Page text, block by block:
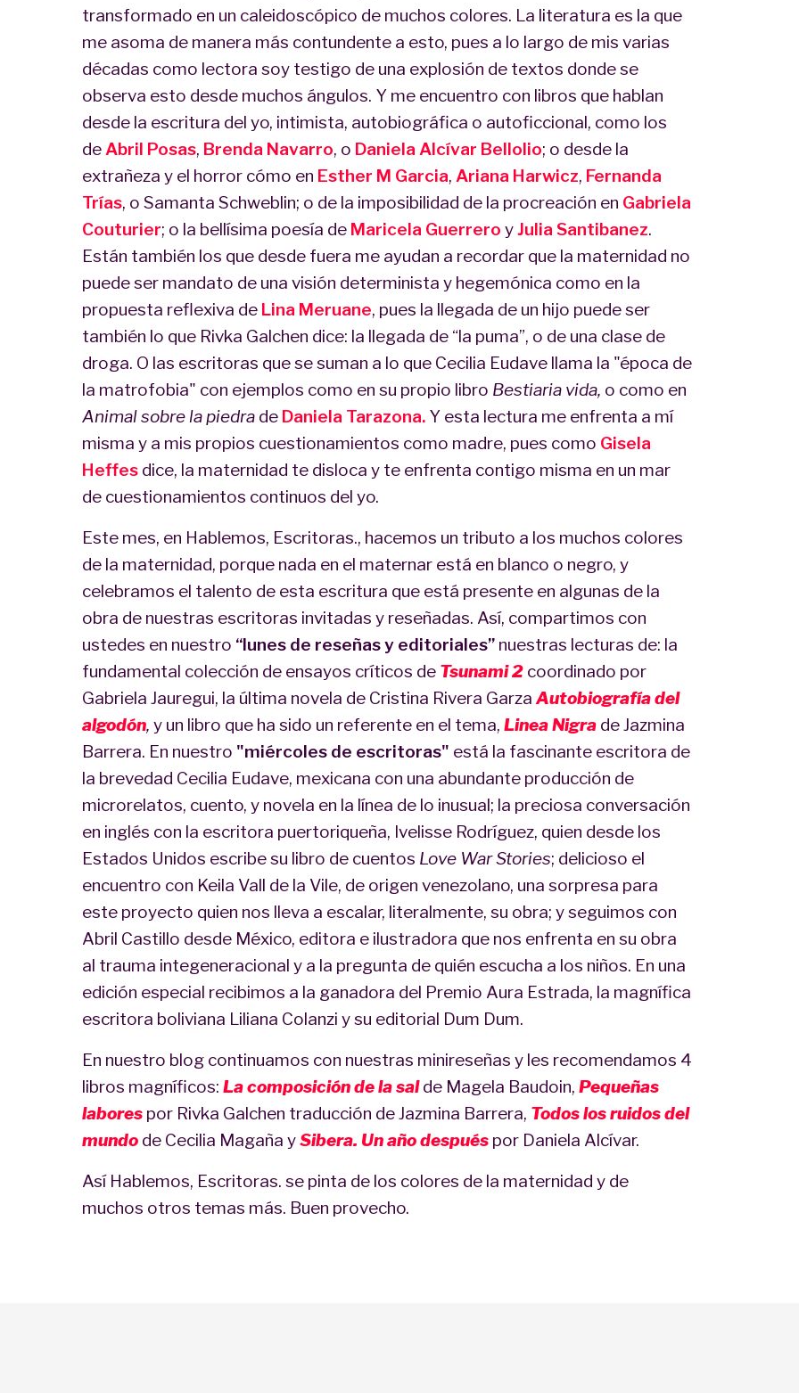
transformado en un caleidoscópico de muchos colores. La literatura es la que
me asoma de manera más contundente a esto, pues a lo largo de mis varias
décadas como lectora soy testigo de una explosión de textos donde se
observa esto desde muchos ángulos. Y me encuentro con libros que hablan
desde la escritura del yo, intimista, autobiográfica o autoficcional, como los
deAbril Posas, Brenda Navarro, o Daniela Alcívar Bellolio; o desde la
extrañeza y el horror cómo en Esther M Garcia, Ariana Harwicz, Fernanda
Trías, o Samanta Schweblin; o de la imposibilidad de la procreación en Gabriela
Couturier; o la bellísima poesía de Maricela Guerrero yJulia Santibanez.
Están también los que desde fuera me ayudan a recordar que la maternidad no
puede ser mandato de una visión determinista y hegemónica como en la
propuesta reflexiva de Lina Meruane, pues la llegada de un hijo puede ser
también lo que Rivka Galchen dice: la llegada de “la puma”, o de una clase de
droga. O las escritoras que se suman a lo que Cecilia Eudave llama la "época de
la matrofobia" con ejemplos como en su propio libro Bestiaria vida, o como en
Animal sobre la piedrade Daniela Tarazona.Y esta lectura me enfrenta a mí
misma y a mis propios cuestionamientos como madre, pues como Gisela
Heffesdice, la maternidad te disloca y te enfrenta contigo misma en un mar
de cuestionamientos continuos del yo.
Este mes, en Hablemos, Escritoras., hacemos un tributo a los muchos colores
de la maternidad, porque nada en el maternar está en blanco o negro, y
celebramos el talento de esta escritura que está presente en algunas de la
obra de nuestras escritoras invitadas y reseñadas. Así, compartimos con
ustedes en nuestro “lunes de reseñas y editoriales”nuestras lecturas de: la
fundamental colección de ensayos críticos de Tsunami 2 coordinado por
Gabriela Jauregui, la última novela de Cristina Rivera Garza Autobiografía del
algodón, y un libro que ha sido un referente en el tema, Linea Nigrade Jazmina
Barrera. En nuestro "miércoles de escritoras" está la fascinante escritora de
la brevedad Cecilia Eudave, mexicana con una abundante producción de
microrelatos, cuento, y novela en la línea de lo inusual; la preciosa conversación
en inglés con la escritora puertoriqueña, Ivelisse Rodríguez, quien desde los
Estados Unidos escribe su libro de cuentos Love War Stories; delicioso el
encuentro con Keila Vall de la Vile, de origen venezolano, una sorpresa para
este proyecto quien nos lleva a escalar, literalmente, su obra; y seguimos con
Abril Castillo desde México, editora e ilustradora que nos enfrenta en su obra
al trauma integeneracional y a la pregunta de quién escucha a los niños. En una
edición especial recibimos a la ganadora del Premio Aura Estrada, la magnífica
escritora boliviana Liliana Colanzi y su editorial Dum Dum.
En nuestro blog continuamos con nuestras minireseñas y les recomendamos 4
libros magníficos: La composición de la sal de Magela Baudoin, Pequeñas
labores por Rivka Galchen traducción de Jazmina Barrera, Todos los ruidos del
mundode Cecilia Magaña ySibera. Un año despuéspor Daniela Alcívar.
Así Hablemos, Escritoras. se pinta de los colores de la maternidad y de
muchos otros temas más. Buen provecho.